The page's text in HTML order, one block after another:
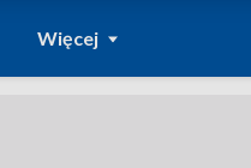
Więcej